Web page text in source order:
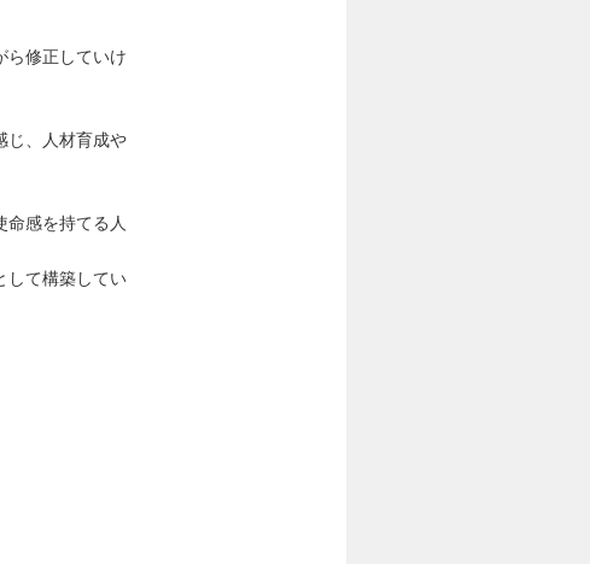
ら修正していけ
じ、人材育成や
感を持てる人
して構築してい